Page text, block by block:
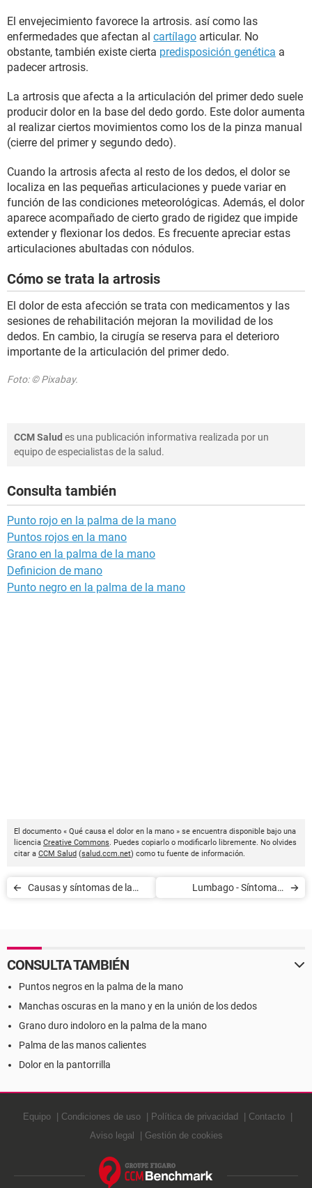
El envejecimiento favorece la artrosis. así como las
enfermedades que afectan al cartílago articular. No
obstante, también existe cierta predisposición genética a
padecer artrosis.
La artrosis que afecta a la articulación del primer dedo suele
producir dolor en la base del dedo gordo. Este dolor aumenta
al realizar ciertos movimientos como los de la pinza manual
(cierre del primer y segundo dedo).
Cuando la artrosis afecta al resto de los dedos, el dolor se
localiza en las pequeñas articulaciones y puede variar en
función de las condiciones meteorológicas. Además, el dolor
aparece acompañado de cierto grado de rigidez que impide
extender y flexionar los dedos. Es frecuente apreciar estas
articulaciones abultadas con nódulos.
Cómo se trata la artrosis
El dolor de esta afección se trata con medicamentos y las
sesiones de rehabilitación mejoran la movilidad de los
dedos. En cambio, la cirugía se reserva para el deterioro
importante de la articulación del primer dedo.
Foto: © Pixabay.
CCM Salud es una publicación informativa realizada por un
equipo de especialistas de la salud.
Consulta también
Punto rojo en la palma de la mano
Puntos rojos en la mano
Grano en la palma de la mano
Definicion de mano
Punto negro en la palma de la mano
El documento « Qué causa el dolor en la mano » se encuentra disponible bajo una
licencia Creative Commons. Puedes copiarlo o modificarlo libremente. No olvides
citar a CCM Salud (salud.ccm.net) como tu fuente de información.
Causas y síntomas de la
Lumbago - Síntomas,
CONSULTA TAMBIÉN
Puntos negros en la palma de la mano
Manchas oscuras en la mano y en la unión de los dedos
Grano duro indoloro en la palma de la mano
Palma de las manos calientes
Dolor en la pantorrilla
Equipo Condiciones de uso Política de privacidad
Contacto
Aviso legal
Gestión de cookies